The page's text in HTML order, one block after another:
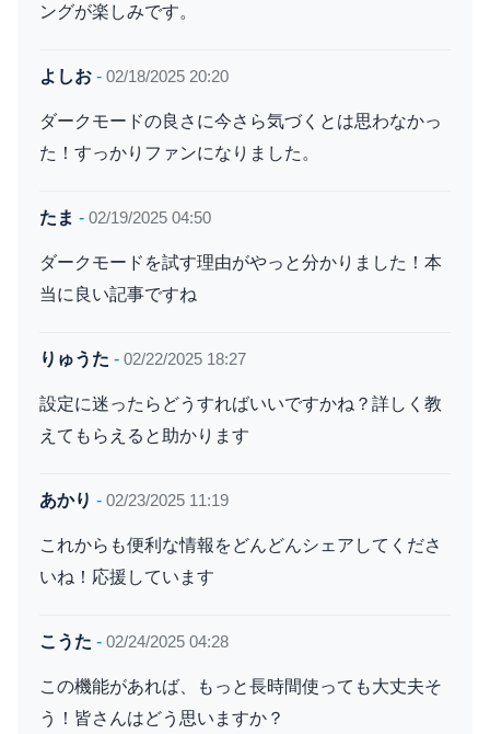
ングが楽しみです。
よしお - 02/18/2025 20:20
ダークモードの良さに今さら気づくとは思わなかっ
た！すっかりファンになりました。
たま - 02/19/2025 04:50
ダークモードを試す理由がやっと分かりました！本
当に良い記事ですね
りゅうた - 02/22/2025 18:27
設定に迷ったらどうすればいいですかね？詳しく教
えてもらえると助かります
あかり - 02/23/2025 11:19
これからも便利な情報をどんどんシェアしてくださ
いね！応援しています
こうた - 02/24/2025 04:28
この機能があれば、もっと長時間使っても大丈夫そ
う！皆さんはどう思いますか？